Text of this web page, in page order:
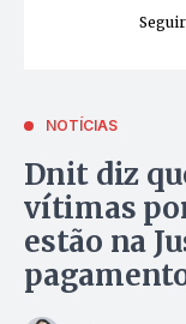
NOTÍCIAS
Dnit diz
vítimas
estão na